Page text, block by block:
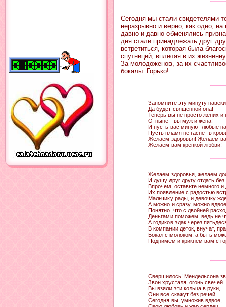
Сегодня мы стали свидетелями
неразрывно и верно, как одно,
давно и давно обменялись
дня стали принадлежать друг
встретиться, которая была
спутницей, вплетая в их
За молодоженов, за их
бокалы. Горько!
Запомните эту минуту
Да будет священной она!
Теперь вы не просто жених и
Отныне - вы муж и жена!
И пусть вас минуют любые
Пусть пламя не гаснет в
Желаем здоровья! Желаем
Желаем вам крепкой любви!
Желаем здоровья, желаем
И душу друг другу отдать без
Впрочем, оставьте немного и
Их появление с радостью
Мальчику рады, и девочку
А можно и сразу, можно
Понятно, что с двойней
Деньгами поможем, ведь не
А годиков эдак через
В компании деток, внучат,
Бокал с молоком, а быть
Поднимем и крикнем вам с
Свершилось! Мендельсона
Звон хрусталя, огонь свечей.
Вы взяли эти кольца в руки,
Они все скажут без речей.
Сегодня вы, умножив вдвое,